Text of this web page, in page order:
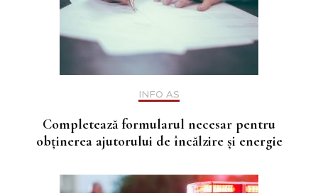
INFO AS
Completează formularul necesar pentru
obținerea ajutorului de încălzire și energie